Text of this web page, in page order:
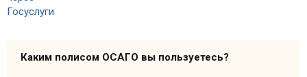
Каким полисом ОСАГО вы пользуетесь?